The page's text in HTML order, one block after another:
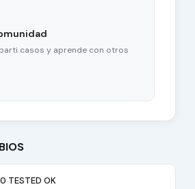
casos y aprende con otros
TESTED OK